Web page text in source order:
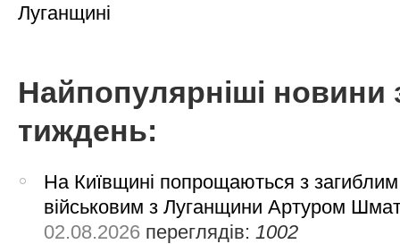
Луганщині
Найпопулярніші новини
тиждень:
На Київщині попрощаються з загиблим
військовим з Луганщини Артуром
02.08.2026 переглядів: 1002